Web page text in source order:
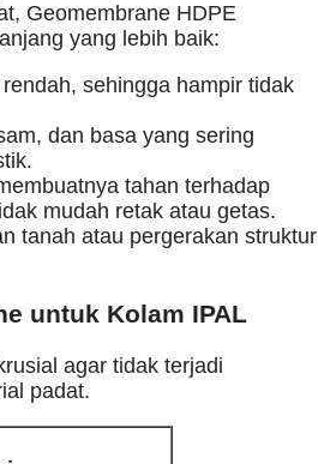
Geomembrane HDPE
yang lebih baik:
sehingga hampir tidak
dan basa yang sering
tahan terhadap
mudah retak atau getas.
tanah atau pergerakan struktur
untuk Kolam IPAL
agar tidak terjadi
padat.